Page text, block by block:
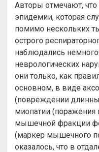
Авторы отмечают,
эпидемии, которая
помимо нескольких
острого
наблюдались
неврологических
они только, как
основном, в виде
(повреждении
миопатии
мышечной фракции
(маркер мышечного
оказалось, что в